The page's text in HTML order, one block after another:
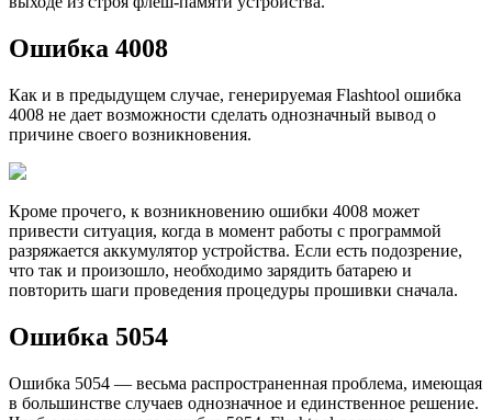
Ошибка 4008
Как и в предыдущем случае, генерируемая Flashtool ошибка
4008 не дает возможности сделать однозначный вывод о
причине своего возникновения.
Кроме прочего, к возникновению ошибки 4008 может
привести ситуация, когда в момент работы с программой
разряжается аккумулятор устройства. Если есть подозрение,
что так и произошло, необходимо зарядить батарею и
повторить шаги проведения процедуры прошивки сначала.
Ошибка 5054
Ошибка 5054 — весьма распространенная проблема, имеющая
в большинстве случаев однозначное и единственное решение.